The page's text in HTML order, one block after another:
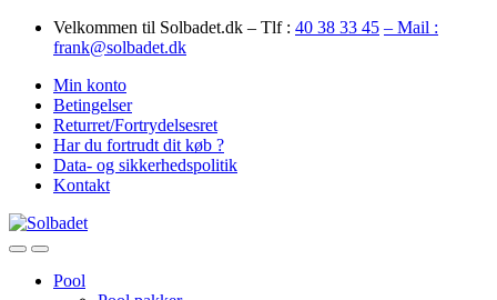
Skip
Skip
Velkommen til Solbadet.dk – Tlf : 40 38 33 45 – Mail :
frank@solbadet.dk
Min konto
Betingelser
Returret/Fortrydelsesret
Har du fortrudt dit køb ?
Data- og sikkerhedspolitik
Kontakt
OpenClose
Pool